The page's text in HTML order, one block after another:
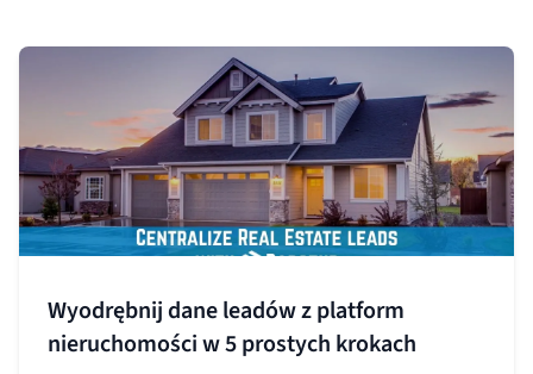
Wyodrębnij dane leadów z platform
nieruchomości w 5 prostych krokach